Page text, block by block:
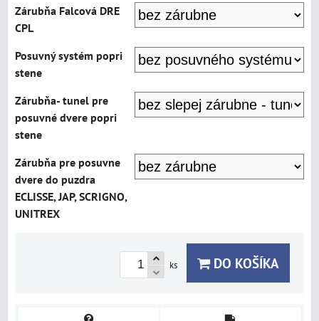
Zárubňa Falcová DRE
CPL
Posuvný systém popri
stene
Zárubňa- tunel pre
posuvné dvere popri
stene
Zárubňa pre posuvne
dvere do puzdra
ECLISSE, JAP, SCRIGNO,
UNITREX
ks DO KOŠÍKA